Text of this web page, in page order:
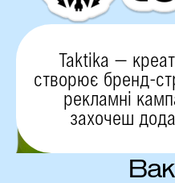
Taktika —
створює бренд-
рекламні
захочеш